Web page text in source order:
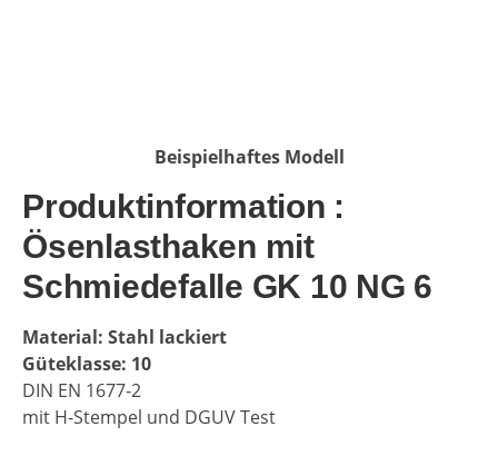
Beispielhaftes Modell
Produktinformation :
Ösenlasthaken mit
Schmiedefalle GK 10 NG 6
Material: Stahl lackiert
Güteklasse: 10
DIN EN 1677-2
mit H-Stempel und DGUV Test